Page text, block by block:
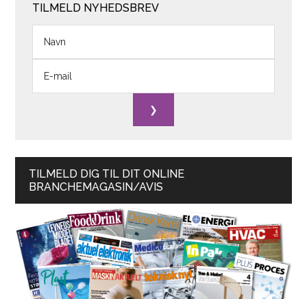
TILMELD NYHEDSBREV
TILMELD DIG TIL DIT ONLINE
BRANCHEMAGASIN/AVIS